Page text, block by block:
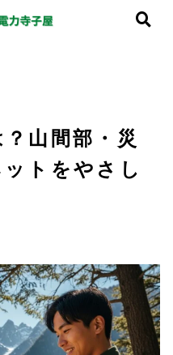
山間部・災
トをやさし